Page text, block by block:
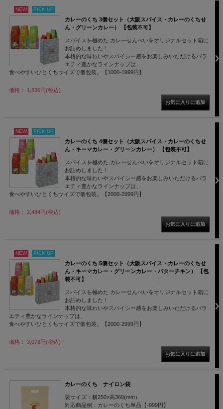
NEW PICK UP
カレーのくち 3個セット（大阪スパイス・カレーのくちせ
ん・グリーンカレー） 【包装不可】
スパイスを極めた カレーせんべいをオリジナルセット箱に
お詰めしました！
本格的な味わいやスパイシー感をお楽しみいただけるバラ
エティ豊かなラインナップは、
食べやすいひとくちサイズで個包装。【1000-1999円】
価格： 1,836円(税込)
NEW PICK UP
カレーのくち 4個セット（大阪スパイス・カレーのくちせ
ん・キーマカレー・グリーンカレー） 【包装不可】
スパイスを極めた カレーせんべいをオリジナルセット箱に
お詰めしました！
本格的な味わいやスパイシー感をお楽しみいただけるバラ
エティ豊かなラインナップは、
食べやすいひとくちサイズで個包装。【2000-2999円】
価格： 2,484円(税込)
NEW PICK UP
カレーのくち 5個セット（大阪スパイス・カレーのくちせ
ん・キーマカレー・グリーンカレー・バターチキン） 【包
装不可】
スパイスを極めた カレーせんべいをオリジナルセット箱に
お詰めしました！
本格的な味わいやスパイシー感をお楽しみいただけるバラ
エティ豊かなラインナップは、
食べやすいひとくちサイズで個包装。【2000-2999円】
価格： 3,078円(税込)
カレーのくち ナイロン袋
袋サイズ：横250×高360(mm）
対応商品例：カレーのくち単品【-999円】